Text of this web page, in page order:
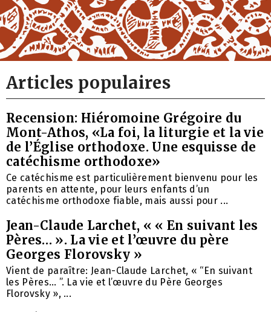
Articles populaires
Recension: Hiéromoine Grégoire du
Mont-Athos, «La foi, la liturgie et la vie
de l’Église orthodoxe. Une esquisse de
catéchisme orthodoxe»
Ce catéchisme est particulièrement bienvenu pour les
parents en attente, pour leurs enfants d’un
catéchisme orthodoxe fiable, mais aussi pour ...
Jean-Claude Larchet, « « En suivant les
Pères… ». La vie et l’œuvre du père
Georges Florovsky »
Vient de paraître: Jean-Claude Larchet, « “En suivant
les Pères… ”. La vie et l’œuvre du Père Georges
Florovsky », ...